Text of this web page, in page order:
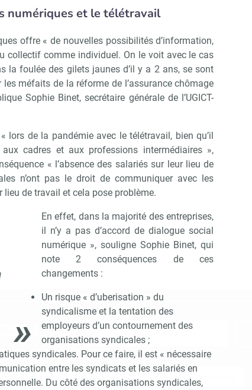
numériques et le télétravail
offre « de nouvelles possibilités d’information,
collectif comme individuel. On le voit avec le cas
la foulée des gilets jaunes d’il y a 2 ans, se sont
méfaits de la réforme de l’assurance chômage
Sophie Binet, secrétaire générale de l’UGICT-
lors de la pandémie avec le télétravail, bien qu’il
cadres et aux professions intermédiaires »,
« l’absence des salariés sur leur lieu de
n’ont pas le droit de communiquer avec les
de travail et cela pose problème.
En effet, dans la majorité des entreprises,
il n’y a pas d’accord de dialogue social
numérique », souligne Sophie Binet, qui
note 2 conséquences de ces
changements :
Un risque « d’uberisation » du
syndicalisme et la tentation des
employeurs d’un contournement des
organisations syndicales ;
syndicales. Pour ce faire, il est « nécessaire
entre les syndicats et les salariés en
Du côté des organisations syndicales,
Matin Abonnez-vous à notre newsletter
Non merci, je reçois déjà ! Je déciderai plus tard